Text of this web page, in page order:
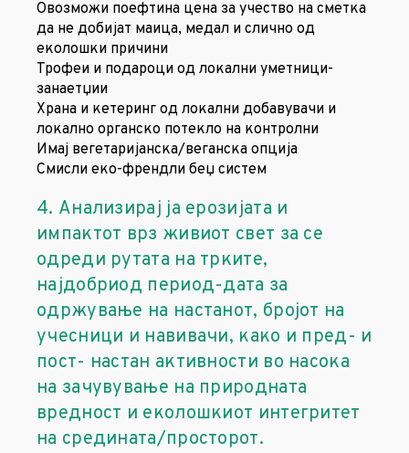
Овозможи поефтина цена за учество на сметка
да не добијат маица, медал и слично од
еколошки причини
Трофеи и подароци од локални уметници-
занаетџии
Храна и кетеринг од локални добавувачи и
локално оргaнско потекло на контролни
Имај вегетаријанска/веганска опција
Смисли еко-френдли беџ систем
4. Анализирај ја ерозијата и
импактот врз живиот свет за се
одреди рутата на трките,
најдобриод период-дата за
одржување на настанот, бројот на
учесници и навивачи, како и пред- и
пост- настан активности во насока
на зачувување на природната
вредност и еколошкиот интегритет
на средината/просторот.